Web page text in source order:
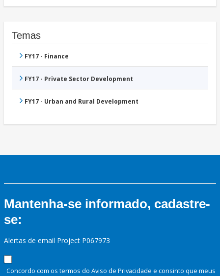
Temas
FY17 - Finance
FY17 - Private Sector Development
FY17 - Urban and Rural Development
Mantenha-se informado, cadastre-
se:
Alertas de email Project P067973
Concordo com os termos do Aviso de Privacidade e consinto que meus